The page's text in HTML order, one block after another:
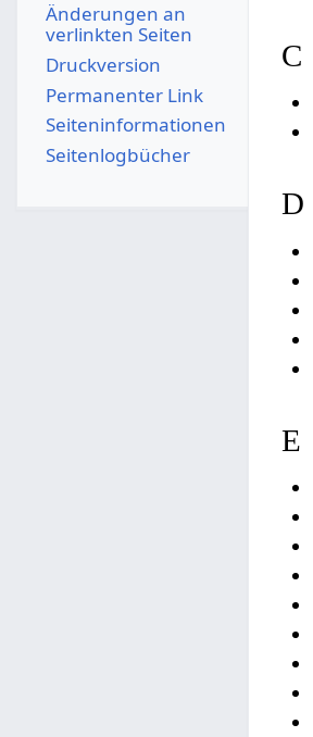
C
D
E
Änderungen an
verlinkten Seiten
Druckversion
Permanenter Link
Seiten­­informationen
Seitenlogbücher